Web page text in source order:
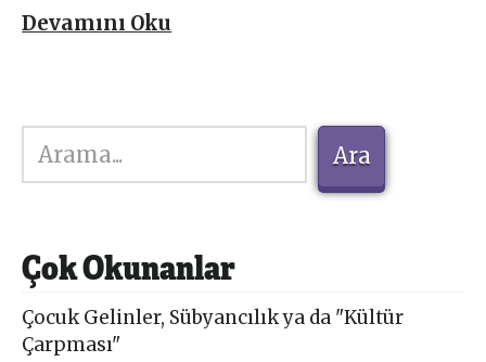
Devamını Oku
Ara
Ara
Çok Okunanlar
Çocuk Gelinler, Sübyancılık ya da "Kültür
Çarpması"